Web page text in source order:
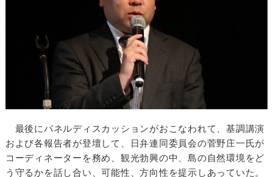
最後にパネルディスカッションがおこなわれて、基調講演
および各報告者が登壇して、日弁連同委員会の菅野庄一氏が
コーディネーターを務め、観光勃興の中、島の自然環境をど
う守るかを話し合い、可能性、方向性を提示しあっていた。